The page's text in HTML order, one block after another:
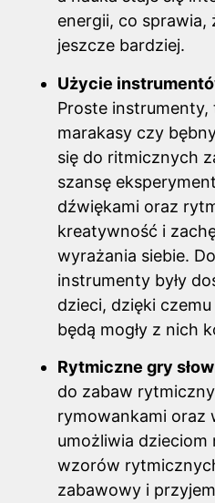
energii, co sprawia,
jeszcze bardziej.
Użycie
Proste
marakasy czy
się do ritmicznych
szansę
dźwiękami oraz
kreatywność i
wyrażania siebie.
instrumenty były
dzieci, dzięki
będą mogły z nich
Rytmiczne gry
do zabaw
rymowankami oraz
umożliwia dzieciom
wzorów
zabawowy i